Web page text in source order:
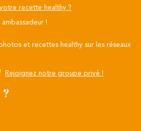
recette healthy ?
!
et recettes healthy sur les réseaux
Rejoignez notre groupe privé !